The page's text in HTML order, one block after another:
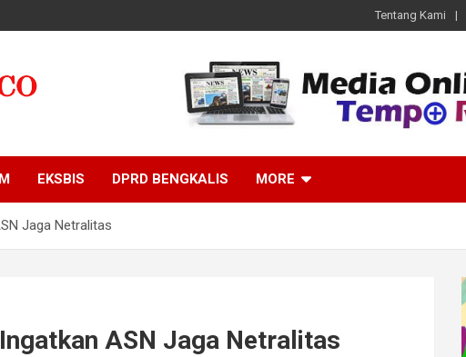
Tentang Kami
EKSBIS DPRD BENGKALIS MORE
Jaga Netralitas
ASN Jaga Netralitas